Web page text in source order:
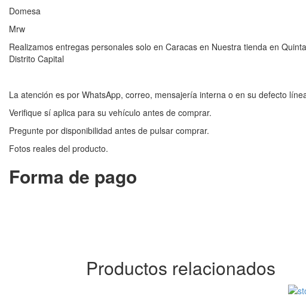
Domesa
Mrw
Realizamos entregas personales solo en Caracas en Nuestra tienda en
Distrito Capital
La atención es por WhatsApp, correo, mensajería interna o en su defecto
Verifique sí aplica para su vehículo antes de comprar.
Pregunte por disponibilidad antes de pulsar comprar.
Fotos reales del producto.
Forma de pago
Productos relacionados